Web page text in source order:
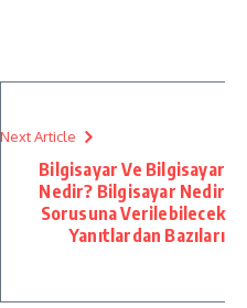
Next Article
Bilgisayar Ve Bilgisayar
Nedir? Bilgisayar Nedir
Sorusuna Verilebilecek
Yanıtlardan Bazıları